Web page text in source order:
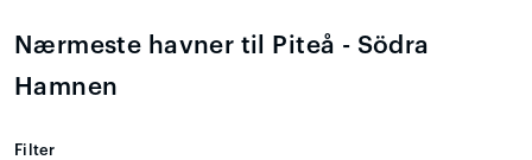
Nærmeste havner til Piteå - Södra
Hamnen
Filter